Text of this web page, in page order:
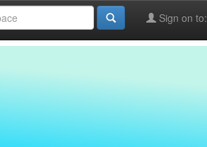
Sign on to: